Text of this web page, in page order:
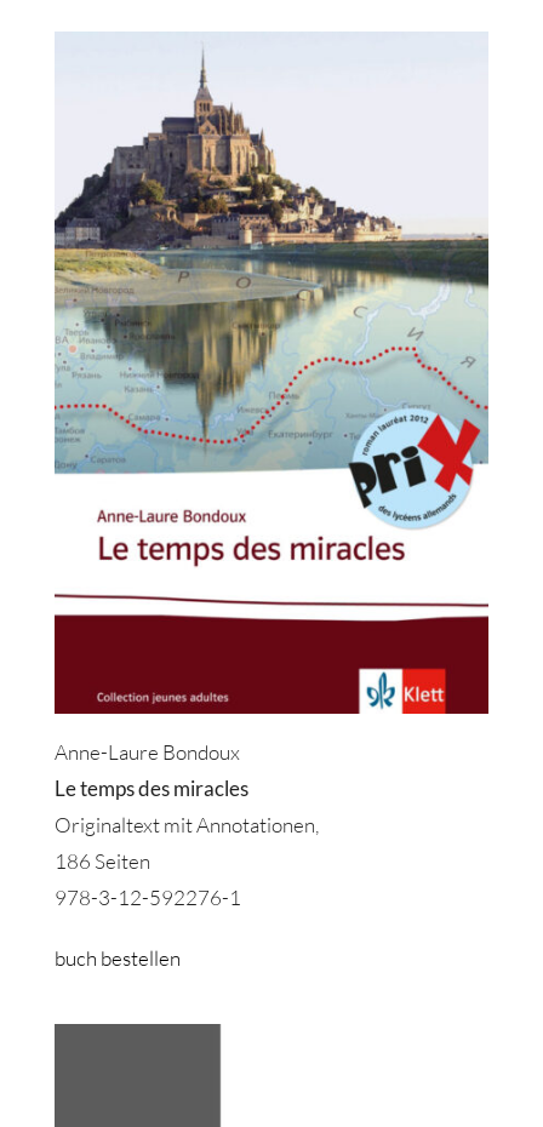
Anne-Laure Bondoux
Le temps des miracles
Originaltext mit Annotationen,
186 Seiten
978-3-12-592276-1
buch bestellen